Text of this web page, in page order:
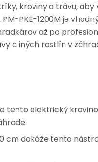
kroviny a trávu, aby
PKE-1200M je
až po
a iných rastlín v
tento elektrický
cm dokáže tento